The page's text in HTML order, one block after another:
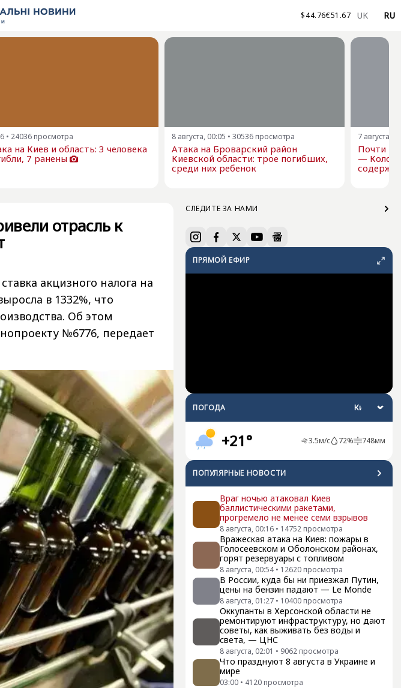
$44.76€51.67 UK RU
• 24036 просмотра
на Киев и область: 3 человека
7 ранены
8 августа, 00:05 • 30536 просмотра
Атака на Броварский район
Киевской области: трое погибших,
среди них ребенок
7 августа,
Почти
—
СЛЕДИТЕ ЗА НАМИ
ПРЯМОЙ ЕФИР
ПОГОДА
+21° 3.5м/с 72% 748мм
ПОПУЛЯРНЫЕ НОВОСТИ
Враг ночью атаковал Киев
баллистическими ракетами,
прогремело не менее семи взрывов
8 августа, 00:16 • 14752 просмотра
Вражеская атака на Киев: пожары в
Голосеевском и Оболонском районах,
горят резервуары с топливом
8 августа, 00:54 • 12620 просмотра
В России, куда бы ни приезжал Путин,
цены на бензин падают — Le Monde
8 августа, 01:27 • 10400 просмотра
Оккупанты в Херсонской области не
ремонтируют инфраструктуру, но дают
советы, как выживать без воды и
света, — ЦНС
8 августа, 02:01 • 9062 просмотра
Что празднуют 8 августа в Украине и
мире
03:00 • 4120 просмотра
отрасль к
акцизного налога на
в 1332%, что
Об этом
№6776, передает